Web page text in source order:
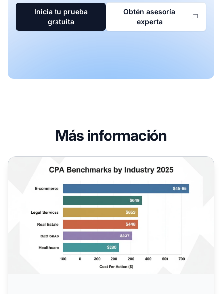
Inicia tu prueba
gratuita
Obtén asesoría
experta
Más información
Cómo rastrear el Costo por Acción: Guía completa para